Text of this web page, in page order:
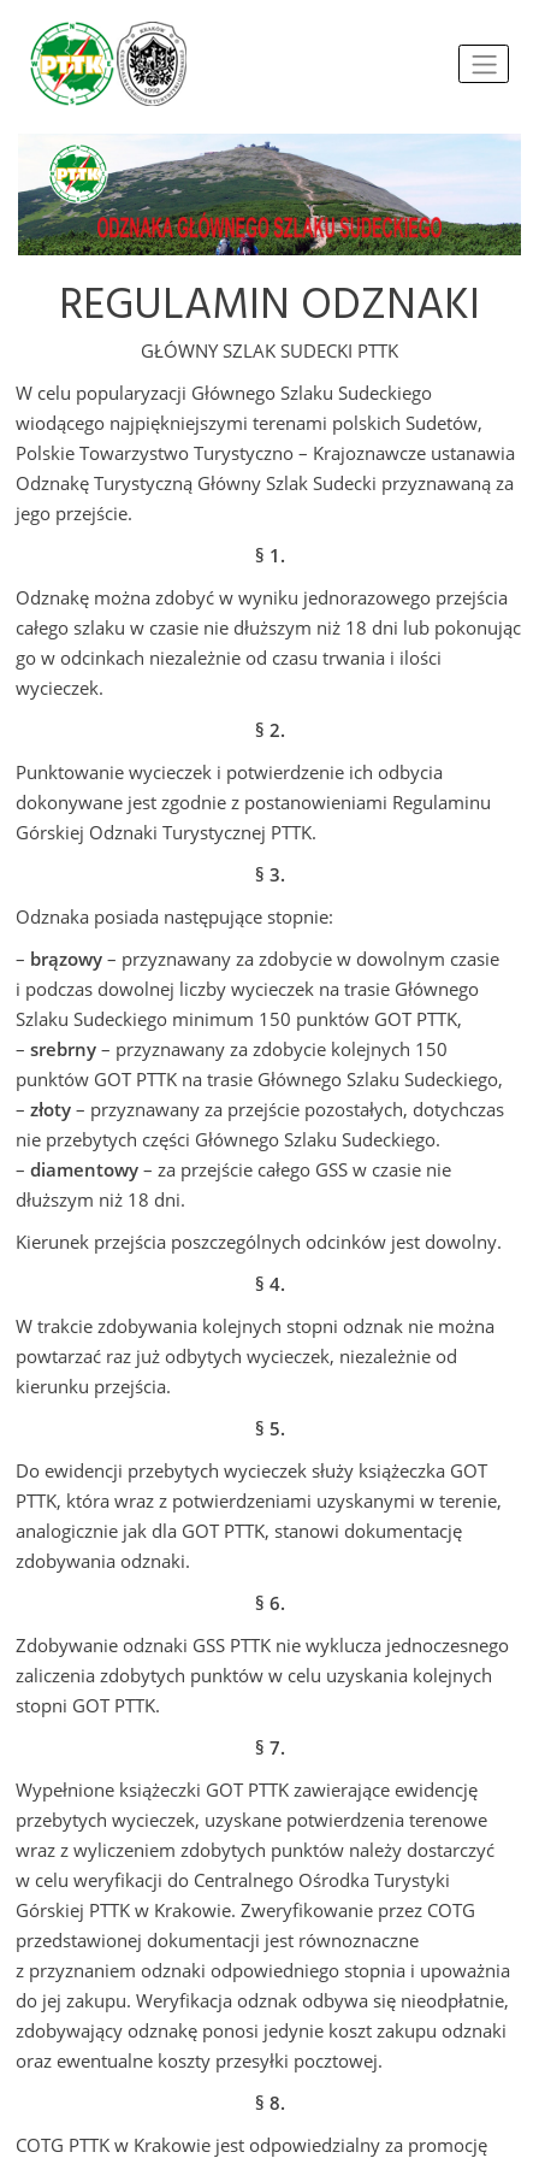
REGULAMIN ODZNAKI
GŁÓWNY SZLAK SUDECKI PTTK
W celu popularyzacji Głównego Szlaku Sudeckiego
wiodącego najpiękniejszymi terenami polskich Sudetów,
Polskie Towarzystwo Turystyczno – Krajoznawcze ustanawia
Odznakę Turystyczną Główny Szlak Sudecki przyznawaną za
jego przejście.
§ 1.
Odznakę można zdobyć w wyniku jednorazowego przejścia
całego szlaku w czasie nie dłuższym niż 18 dni lub pokonując
go w odcinkach niezależnie od czasu trwania i ilości
wycieczek.
§ 2.
Punktowanie wycieczek i potwierdzenie ich odbycia
dokonywane jest zgodnie z postanowieniami Regulaminu
Górskiej Odznaki Turystycznej PTTK.
§ 3.
Odznaka posiada następujące stopnie:
– brązowy – przyznawany za zdobycie w dowolnym czasie
i podczas dowolnej liczby wycieczek na trasie Głównego
Szlaku Sudeckiego minimum 150 punktów GOT PTTK,
–srebrny – przyznawany za zdobycie kolejnych 150
punktów GOT PTTK na trasie Głównego Szlaku Sudeckiego,
–złoty – przyznawany za przejście pozostałych, dotychczas
nie przebytych części Głównego Szlaku Sudeckiego.
–diamentowy – za przejście całego GSS w czasie nie
dłuższym niż 18 dni.
Kierunek przejścia poszczególnych odcinków jest dowolny.
§ 4.
W trakcie zdobywania kolejnych stopni odznak nie można
powtarzać raz już odbytych wycieczek, niezależnie od
kierunku przejścia.
§ 5.
Do ewidencji przebytych wycieczek służy książeczka GOT
PTTK, która wraz z potwierdzeniami uzyskanymi w terenie,
analogicznie jak dla GOT PTTK, stanowi dokumentację
zdobywania odznaki.
§ 6.
Zdobywanie odznaki GSS PTTK nie wyklucza jednoczesnego
zaliczenia zdobytych punktów w celu uzyskania kolejnych
stopni GOT PTTK.
§ 7.
Wypełnione książeczki GOT PTTK zawierające ewidencję
przebytych wycieczek, uzyskane potwierdzenia terenowe
wraz z wyliczeniem zdobytych punktów należy dostarczyć
w celu weryfikacji do Centralnego Ośrodka Turystyki
Górskiej PTTK w Krakowie. Zweryfikowanie przez COTG
przedstawionej dokumentacji jest równoznaczne
z przyznaniem odznaki odpowiedniego stopnia i upoważnia
do jej zakupu. Weryfikacja odznak odbywa się nieodpłatnie,
zdobywający odznakę ponosi jedynie koszt zakupu odznaki
oraz ewentualne koszty przesyłki pocztowej.
§ 8.
COTG PTTK w Krakowie jest odpowiedzialny za promocję